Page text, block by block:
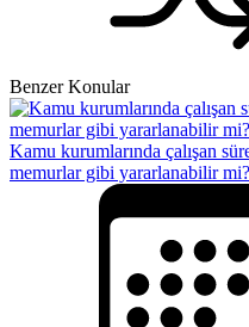
Benzer Konular
Kamu kurumlarında çalışan
memurlar gibi yararlanabilir mi?